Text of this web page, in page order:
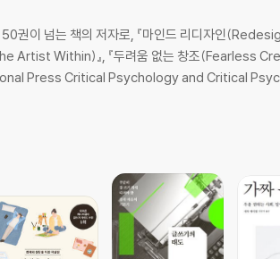
권이 넘는 책의 저자로, 『마인드 리디자인
Artist Within)』, 『두려움 없는 창조(Fearless
Press Critical Psychology and Critical